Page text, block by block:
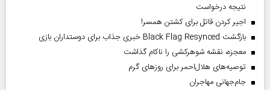
نتیجه درخواست
اجیر کردن قاتل برای کشتن همسر!
بازگشت Black Flag Resynced خبری جذاب برای دوستداران بازی
معجزه، نقشه شوهرکشی را ناکام گذاشت
توصیه‌های هلال‌احمر برای روز‌های گرم
جام‌جهانی مهاجران